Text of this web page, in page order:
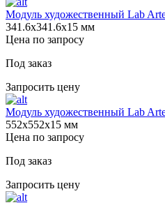
Модуль художественный Lab
341.6х341.6х15 мм
Цена по запросу
Под заказ
Запросить цену
Модуль художественный Lab
552х552х15 мм
Цена по запросу
Под заказ
Запросить цену